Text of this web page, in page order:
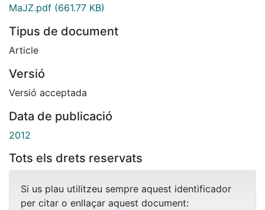
MaJZ.pdf (661.77 KB)
Tipus de document
Article
Versió
Versió acceptada
Data de publicació
2012
Tots els drets reservats
Si us plau utilitzeu sempre aquest identificador
per citar o enllaçar aquest document: